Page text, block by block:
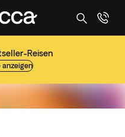
Reisen
anzeigen